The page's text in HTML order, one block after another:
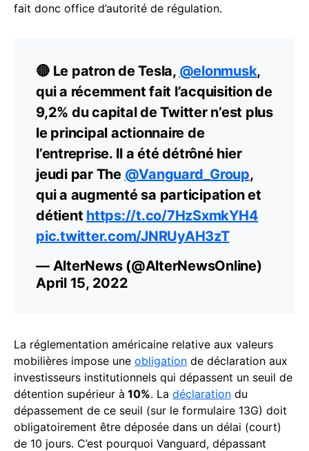
fait donc office d’autorité de régulation.
🔴 Le patron de Tesla, @elonmusk,
qui a récemment fait l’acquisition de
9,2% du capital de Twitter n’est plus
le principal actionnaire de
l’entreprise. Il a été détrôné hier
jeudi par The @Vanguard_Group,
qui a augmenté sa participation et
détient https://t.co/7HzSxmkYH4
pic.twitter.com/JNRUyAH3zT
— AlterNews (@AlterNewsOnline)
April 15, 2022
La réglementation américaine relative aux valeurs
mobilières impose une obligation de déclaration aux
investisseurs institutionnels qui dépassent un seuil de
détention supérieur à 10%. La déclaration du
dépassement de ce seuil (sur le formulaire 13G) doit
obligatoirement être déposée dans un délai (court)
de 10 jours. C’est pourquoi Vanguard, dépassant